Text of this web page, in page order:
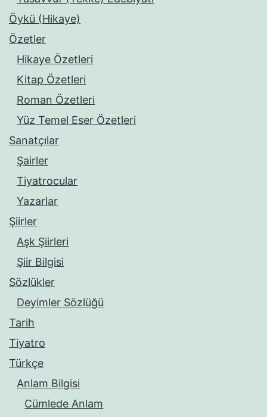
Öykü (Hikaye)
Özetler
Hikaye Özetleri
Kitap Özetleri
Roman Özetleri
Yüz Temel Eser Özetleri
Sanatçılar
Şairler
Tiyatrocular
Yazarlar
Şiirler
Aşk Şiirleri
Şiir Bilgisi
Sözlükler
Deyimler Sözlüğü
Tarih
Tiyatro
Türkçe
Anlam Bilgisi
Cümlede Anlam